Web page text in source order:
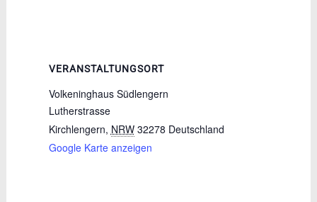
VERANSTALTUNGSORT
Volkeninghaus Südlengern
Lutherstrasse
Kirchlengern, NRW 32278 Deutschland
Google Karte anzeigen